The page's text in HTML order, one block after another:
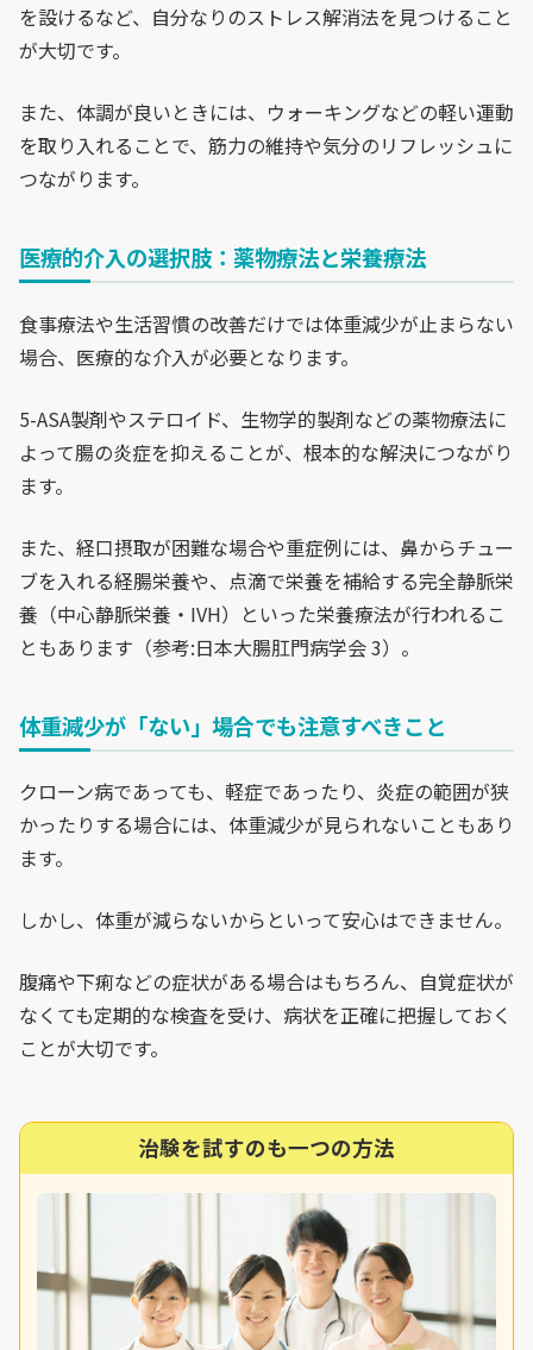
を設けるなど、自分なりのストレス解消法を見つけること
が大切です。
また、体調が良いときには、ウォーキングなどの軽い運動
を取り入れることで、筋力の維持や気分のリフレッシュに
つながります。
医療的介入の選択肢：薬物療法と栄養療法
食事療法や生活習慣の改善だけでは体重減少が止まらない
場合、医療的な介入が必要となります。
5-ASA製剤やステロイド、生物学的製剤などの薬物療法に
よって腸の炎症を抑えることが、根本的な解決につながり
ます。
また、経口摂取が困難な場合や重症例には、鼻からチュー
ブを入れる経腸栄養や、点滴で栄養を補給する完全静脈栄
養（中心静脈栄養・IVH）といった栄養療法が行われるこ
ともあります（参考:日本大腸肛門病学会 3）。
体重減少が「ない」場合でも注意すべきこと
クローン病であっても、軽症であったり、炎症の範囲が狭
かったりする場合には、体重減少が見られないこともあり
ます。
しかし、体重が減らないからといって安心はできません。
腹痛や下痢などの症状がある場合はもちろん、自覚症状が
なくても定期的な検査を受け、病状を正確に把握しておく
ことが大切です。
治験を試すのも一つの方法